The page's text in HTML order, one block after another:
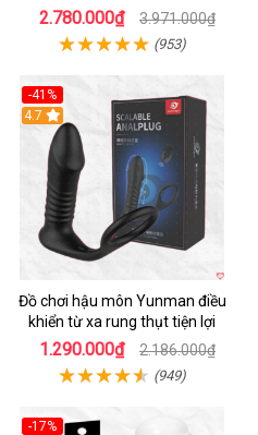
2.780.000₫ 3.971.000₫
(953)
-41%
Hot
4.7
Đồ chơi hậu môn Yunman điều
khiển từ xa rung thụt tiện lợi
1.290.000₫ 2.186.000₫
(949)
-17%